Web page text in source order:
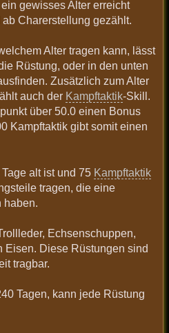
gewisses Alter erreicht
Charerstellung gezählt.
Alter tragen kann, lässt
Rüstung, oder in den unten
Zusätzlich zum Alter
auch der Kampftaktik-Skill.
über 50.0 einen Bonus
Kampftaktik gibt somit einen
alt ist und 75 Kampftaktik
tragen, die eine
haben.
Echsenschuppen,
Eisen. Diese Rüstungen sind
tragbar.
Tagen, kann jede Rüstung